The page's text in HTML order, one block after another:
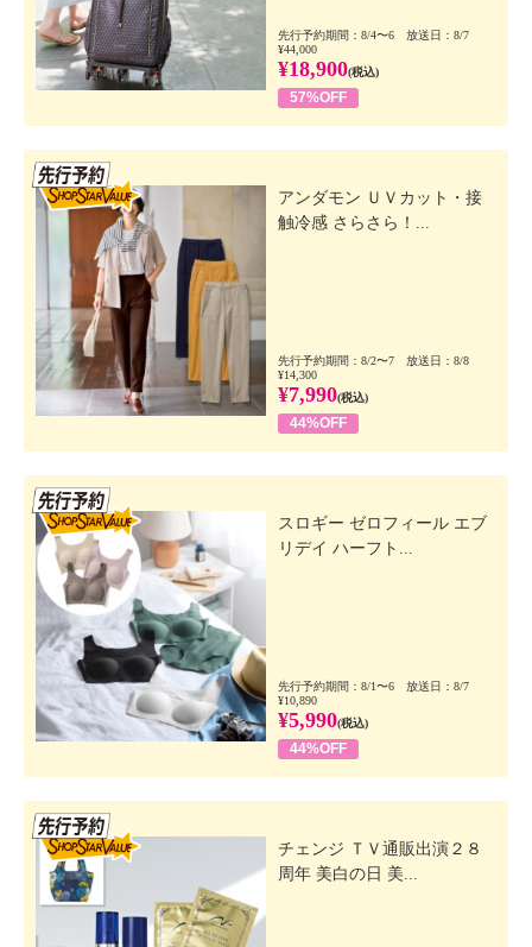
先行予約期間：8/4〜6 放送日：8/7
¥44,000
¥18,900(税込)
57%OFF
アンダモン ＵＶカット・接
触冷感 さらさら！...
先行予約期間：8/2〜7 放送日：8/8
¥14,300
¥7,990(税込)
44%OFF
スロギー ゼロフィール エブ
リデイ ハーフト...
先行予約期間：8/1〜6 放送日：8/7
¥10,890
¥5,990(税込)
44%OFF
チェンジ ＴＶ通販出演２８
周年 美白の日 美...